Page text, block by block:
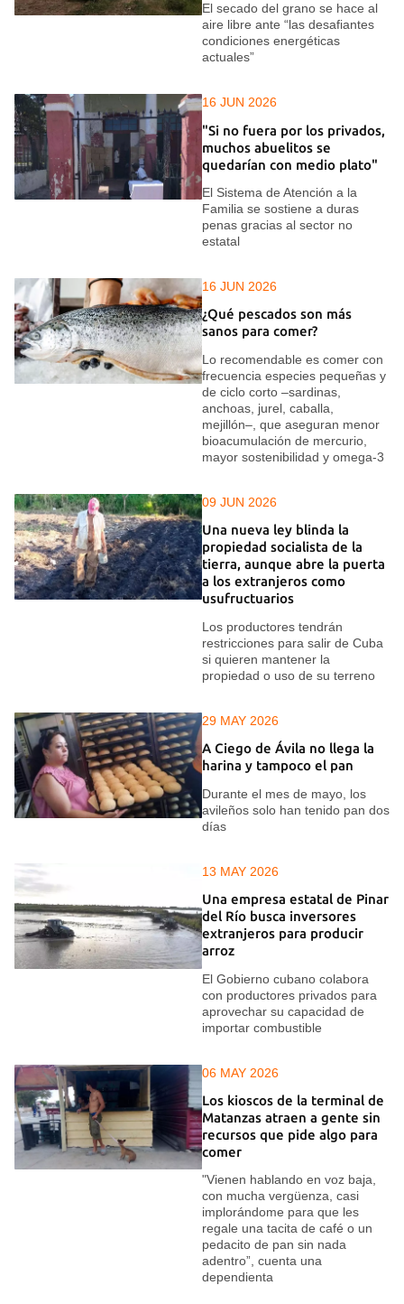
El secado del grano se hace al
aire libre ante “las desafiantes
condiciones energéticas
actuales”
16 JUN 2026
"Si no fuera por los privados,
muchos abuelitos se
quedarían con medio plato"
El Sistema de Atención a la
Familia se sostiene a duras
penas gracias al sector no
estatal
16 JUN 2026
¿Qué pescados son más
sanos para comer?
Lo recomendable es comer con
frecuencia especies pequeñas y
de ciclo corto –sardinas,
anchoas, jurel, caballa,
mejillón–, que aseguran menor
bioacumulación de mercurio,
mayor sostenibilidad y omega-3
09 JUN 2026
Una nueva ley blinda la
propiedad socialista de la
tierra, aunque abre la puerta
a los extranjeros como
usufructuarios
Los productores tendrán
restricciones para salir de Cuba
si quieren mantener la
propiedad o uso de su terreno
29 MAY 2026
A Ciego de Ávila no llega la
harina y tampoco el pan
Durante el mes de mayo, los
avileños solo han tenido pan dos
días
13 MAY 2026
Una empresa estatal de Pinar
del Río busca inversores
extranjeros para producir
arroz
El Gobierno cubano colabora
con productores privados para
aprovechar su capacidad de
importar combustible
06 MAY 2026
Los kioscos de la terminal de
Matanzas atraen a gente sin
recursos que pide algo para
comer
"Vienen hablando en voz baja,
con mucha vergüenza, casi
implorándome para que les
regale una tacita de café o un
pedacito de pan sin nada
adentro”, cuenta una
dependienta